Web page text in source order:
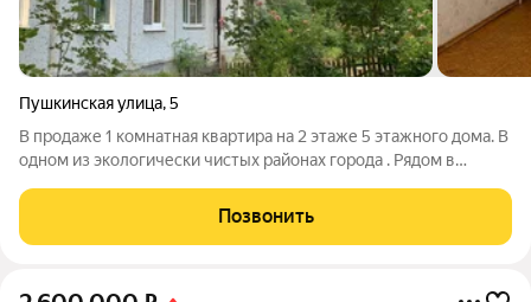
Пушкинская улица,5
В продаже 1 комнатная квартира на 2 этаже 5 этажного дома. В
одном из экологически чистых районах города . Рядом в
дворик .Ухоженный подъезд. С окон балкона вид на тихую,
зеленую зону . Рассмотрим
Позвонить